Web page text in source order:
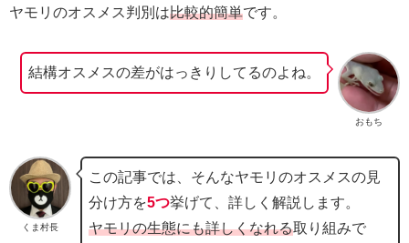
ヤモリのオスメス判別は比較的簡単です。
おもち
結構オスメスの差がはっきりしてるのよね。
くま村長
この記事では、そんなヤモリのオスメスの見
分け方を5つ挙げて、詳しく解説します。
ヤモリの生態にも詳しくなれる取り組みで